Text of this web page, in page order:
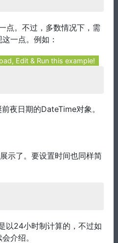
点。不过，多数情况下，需
一点。例如：
Edit & Run this example!
夜日期的DateTime对象。
示了。要设置时间也同样简
以24小时制计算的，不过如
介绍。